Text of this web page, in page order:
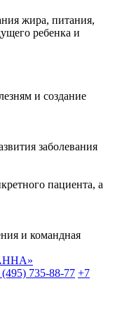
жира, питания,
ребенка и
и создание
заболевания
пациента, а
и командная
735-88-77 +7